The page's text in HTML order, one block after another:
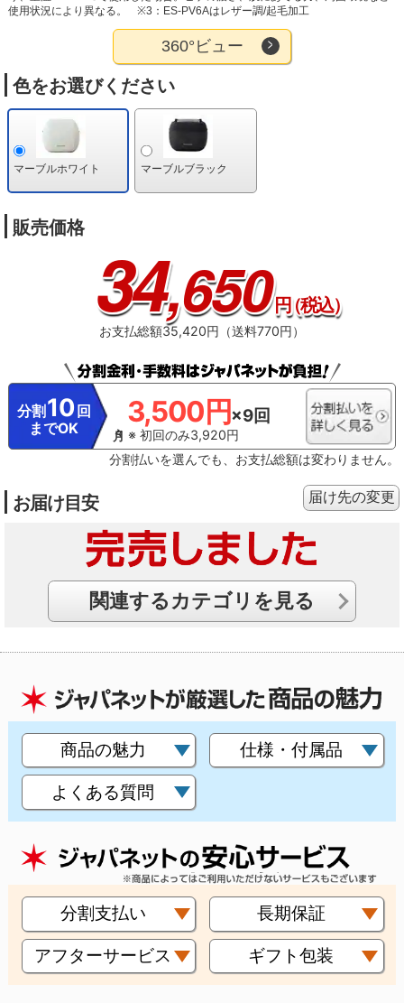
使用状況により異なる。
※3：ES-PV6Aはレザー調/起毛加工
360°ビュー
色をお選びください
マーブルホワイト マーブルブラック
販売価格
34,650円（税込）
お支払総額35,420円（送料770円）
分割 10 回
までOK
3,500円×9回
※ 初回のみ3,920円
分割払いを選んでも、お支払総額は変わりません。
お届け目安 届け先の変更
関連するカテゴリを見る
商品の魅力 仕様・付属品
よくある質問
分割支払い 長期保証
アフターサービス ギフト包装